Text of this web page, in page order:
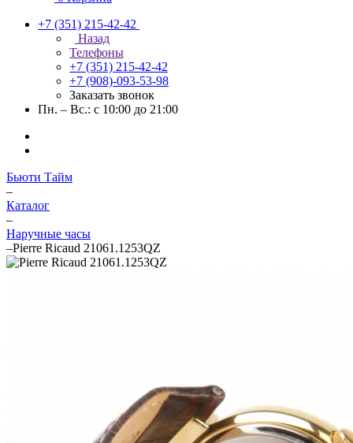
+7 (351) 215-42-42
Назад
Телефоны
+7 (351) 215-42-42
+7 (908)-093-53-98
Заказать звонок
Пн. – Вс.: с 10:00 до 21:00
Бьюти Тайм
–
Каталог
–
Наручные часы
–Pierre Ricaud 21061.1253QZ